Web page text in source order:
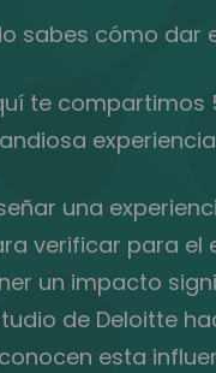
sabes cómo dar
te compartimos
una
verificar para el
un impacto
de Deloitte
esta